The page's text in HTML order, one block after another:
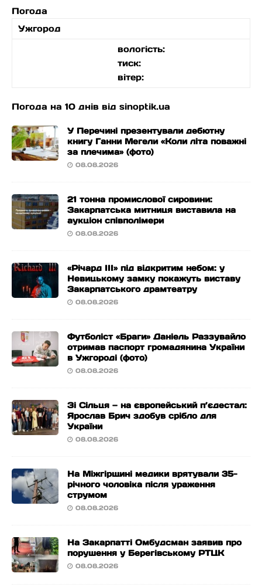
Погода
Ужгород
вологість:
тиск:
вітер:
Погода на 10 днів від sinoptik.ua
У Перечині презентували дебютну
книгу Ганни Мегели «Коли літа поважні
за плечима» (фото)
08.08.2026
21 тонна промислової сировини:
Закарпатська митниця виставила на
аукціон співполімери
08.08.2026
«Річард ІІІ» під відкритим небом: у
Невицькому замку покажуть виставу
Закарпатського драмтеатру
08.08.2026
Футболіст «Браги» Даніель Раззувайло
отримав паспорт громадянина України
в Ужгороді (фото)
08.08.2026
Зі Сільця — на європейський п’єдестал:
Ярослав Брич здобув срібло для
України
08.08.2026
На Міжгірщині медики врятували 35-
річного чоловіка після ураження
струмом
08.08.2026
На Закарпатті Омбудсман заявив про
порушення у Берегівському РТЦК
08.08.2026